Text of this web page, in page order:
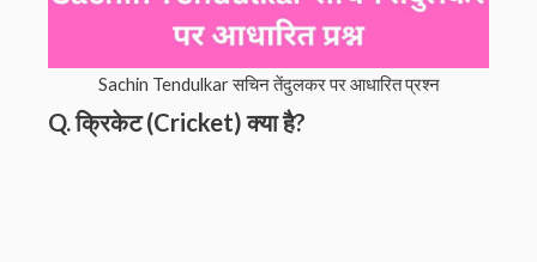
Sachin Tendulkar सचिन तेंदुलकर पर आधारित प्रश्न
Q. क्रिकेट (Cricket) क्या है?